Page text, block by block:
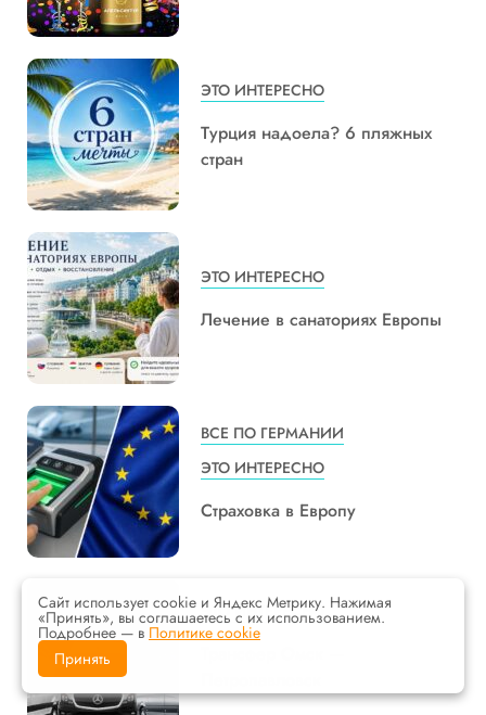
ЭТО ИНТЕРЕСНО
Турция надоела? 6 пляжных
стран
ЭТО ИНТЕРЕСНО
Лечение в санаториях Европы
ВСЕ ПО ГЕРМАНИИ
ЭТО ИНТЕРЕСНО
Страховка в Европу
ЭТО ИНТЕРЕСНО
Сайт использует cookie и Яндекс Метрику. Нажимая
«Принять», вы соглашаетесь с их использованием.
Подробнее — в Политике cookie
Принять